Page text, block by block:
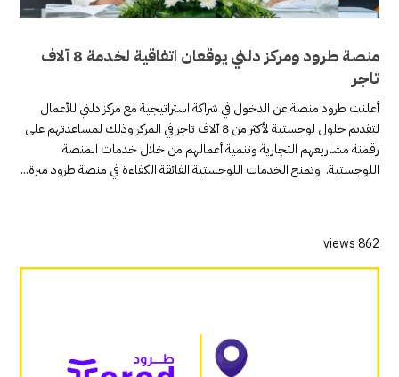
منصة طرود ومركز دلني يوقعان اتفاقية لخدمة 8 آلاف
تاجر
أعلنت طرود منصة عن الدخول في شراكة استراتيجية مع مركز دلني للأعمال
لتقديم حلول لوجستية لأكثر من 8 آلاف تاجر في المركز وذلك لمساعدتهم على
رقمنة مشاريعهم التجارية وتنمية أعمالهم من خلال خدمات المنصة
اللوجستية. وتمنح الخدمات اللوجستية الفائقة الكفاءة في منصة طرود ميزة...
862 views